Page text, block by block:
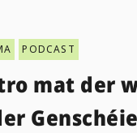
PODCAST
mat der